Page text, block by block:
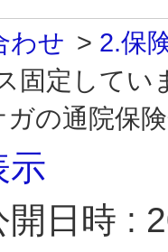
わせ > 2.保
固定してい
の通院保
示
開日時 :